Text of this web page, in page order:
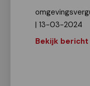
| 13-03-2024
Bekijk